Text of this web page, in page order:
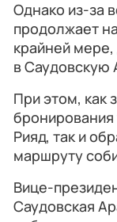
Однако из-за
продолжает
крайней мере,
в Саудовскую
При этом, как
Рияд, так и
маршруту
Вице-
Саудовская